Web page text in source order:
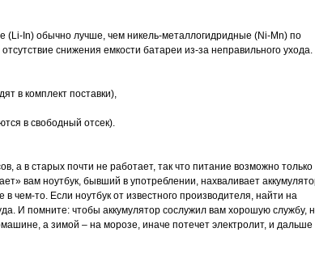
In) обычно лучше, чем никель-металлогидридные (Ni-Mn) по
снижения емкости батареи из-за неправильного ухода.
в комплект поставки),
в свободный отсек).
а в старых почти не работает, так что питание возможно только
вам ноутбук, бывший в употреблении, нахваливает
чем-то. Если ноутбук от известного производителя, найти на
И помните: чтобы аккумулятор сослужил вам хорошую службу,
а зимой – на морозе, иначе потечет электролит, и дальше